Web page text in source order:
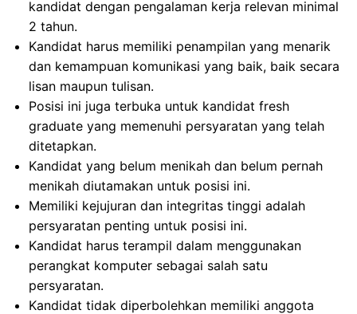
kandidat dengan pengalaman kerja relevan minimal
2 tahun.
Kandidat harus memiliki penampilan yang menarik
dan kemampuan komunikasi yang baik, baik secara
lisan maupun tulisan.
Posisi ini juga terbuka untuk kandidat fresh
graduate yang memenuhi persyaratan yang telah
ditetapkan.
Kandidat yang belum menikah dan belum pernah
menikah diutamakan untuk posisi ini.
Memiliki kejujuran dan integritas tinggi adalah
persyaratan penting untuk posisi ini.
Kandidat harus terampil dalam menggunakan
perangkat komputer sebagai salah satu
persyaratan.
Kandidat tidak diperbolehkan memiliki anggota